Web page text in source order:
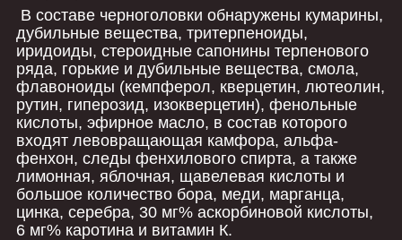
В составе черноголовки обнаружены кумарины,
дубильные вещества, тритерпеноиды,
иридоиды, стероидные сапонины терпенового
ряда, горькие и дубильные вещества, смола,
флавоноиды (кемпферол, кверцетин, лютеолин,
рутин, гиперозид, изокверцетин), фенольные
кислоты, эфирное масло, в состав которого
входят левовращающая камфора, альфа-
фенхон, следы фенхилового спирта, а также
лимонная, яблочная, щавелевая кислоты и
большое количество бора, меди, марганца,
цинка, серебра, 30 мг% аскорбиновой кислоты,
6 мг% каротина и витамин К.